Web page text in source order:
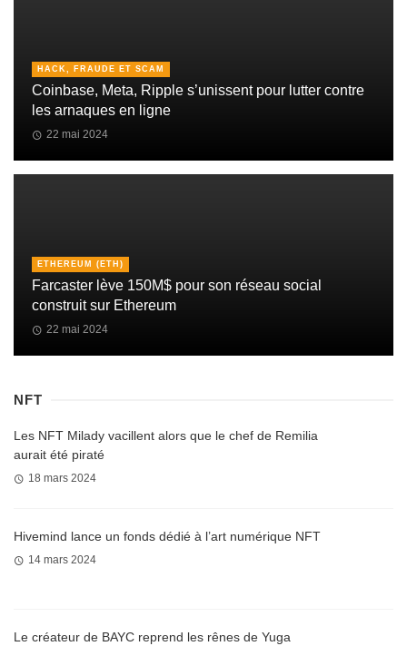
HACK, FRAUDE ET SCAM
Coinbase, Meta, Ripple s’unissent pour lutter contre
les arnaques en ligne
22 mai 2024
ETHEREUM (ETH)
Farcaster lève 150M$ pour son réseau social
construit sur Ethereum
22 mai 2024
NFT
Les NFT Milady vacillent alors que le chef de Remilia
aurait été piraté
18 mars 2024
Hivemind lance un fonds dédié à l’art numérique NFT
14 mars 2024
Le créateur de BAYC reprend les rênes de Yuga